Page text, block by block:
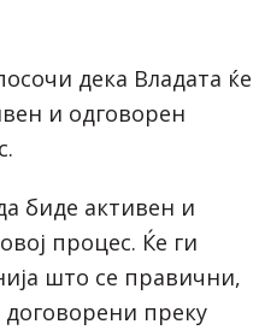
дека Владата ќе
и одговорен
биде активен и
процес. Ќе ги
што се правични,
преку